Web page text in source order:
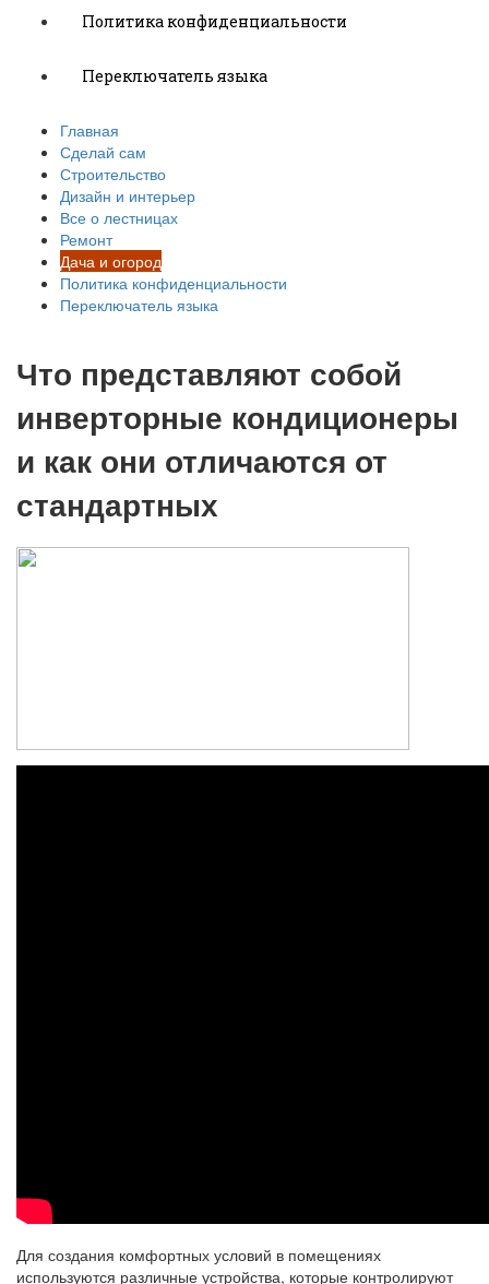
Политика конфиденциальности
Переключатель языка
Главная
Сделай сам
Строительство
Дизайн и интерьер
Все о лестницах
Ремонт
Дача и огород
Политика конфиденциальности
Переключатель языка
Что представляют собой
инверторные кондиционеры
и как они отличаются от
стандартных
Для создания комфортных условий в помещениях
используются различные устройства, которые контролируют